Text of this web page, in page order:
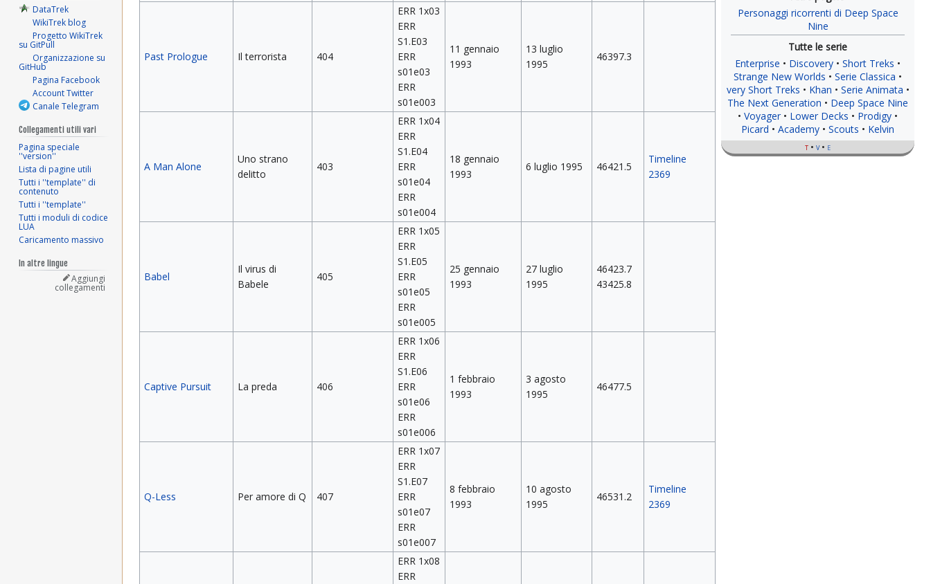
Personaggi ricorrenti di Deep Space
Nine
Enterprise Discovery
Short Treks
Strange New Worlds
Serie Classica
very Short Treks
Khan
Serie Animata
The Next Generation
Deep Space Nine
Voyager
Lower Decks
Prodigy
Picard
Academy Scouts Kelvin
t v e
Past Prologue Il terrorista 404
ERR 1x03
ERR
S1.E03
ERR
s01e03
ERR
s01e003
11 gennaio
1993
13 luglio
1995
46397.3
A Man Alone
Uno strano
delitto
403
ERR 1x04
ERR
S1.E04
ERR
s01e04
ERR
s01e004
18 gennaio
1993
6 luglio 1995 46421.5
Timeline
2369
Babel
Il virus di
Babele
405
ERR 1x05
ERR
S1.E05
ERR
s01e05
ERR
s01e005
25 gennaio
1993
27 luglio
1995
46423.7
43425.8
Captive Pursuit La preda 406
ERR 1x06
ERR
S1.E06
ERR
s01e06
ERR
s01e006
1 febbraio
1993
3 agosto
1995
46477.5
Q-Less Per amore di Q 407
ERR 1x07
ERR
S1.E07
ERR
s01e07
ERR
s01e007
8 febbraio
1993
10 agosto
1995
46531.2
Timeline
2369
ERR 1x08
ERR
DataTrek
WikiTrek blog
Progetto WikiTrek
su GitPull
Organizzazione su
GitHub
Pagina Facebook
Account Twitter
Canale Telegram
Collegamenti utili vari
Pagina speciale
''version''
Lista di pagine utili
Tutti i ''template'' di
contenuto
Tutti i ''template''
Tutti i moduli di codice
LUA
Caricamento massivo
In altre lingue
Aggiungi
collegamenti